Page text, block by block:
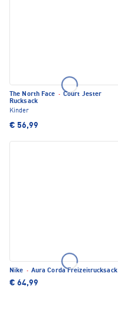
The North Face · Court Jester
Rucksack
Kinder
€ 56,99
Nike · Aura Corda Freizeitrucksack
€ 64,99